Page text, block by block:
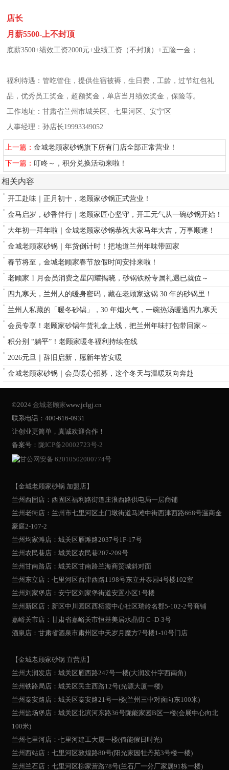
店长
月薪5500-上不封顶
底薪3500+绩效工资2000元+业绩工资（不封顶）+五险一金；
福利待遇：管吃管住，提供住宿被褥，生日费，工龄，过节红包礼
品，优秀员工奖金，超额奖金，单店当月绩效奖金，保险等。
工作地址：甘肃省兰州市城关区、七里河区、安宁区
人事经理：孙店长19993349052
上一篇：金城老顾家砂锅旗下所有门店全部正常营业！
下一篇： 叮咚～，积分兑换活动来啦！
相关内容
开工赴味｜正月初十，老顾家砂锅正式营业！
金马启岁，砂香伴行｜老顾家匠心坚守，开工元气从一碗砂锅开始！
大年初一拜年啦｜金城老顾家砂锅恭祝大家马年大吉，万事顺遂！
金城老顾家砂锅｜年货倒计时！把地道兰州年味带回家
春节将至，金城老顾家春节放假时间安排来啦！
老顾家 1 月会员消费之星闪耀揭晓，砂锅铁粉专属礼遇已就位～
四九寒天，兰州人的暖身密码，藏在老顾家这锅 30 年的砂锅里！
兰州人私藏的「暖冬砂锅」，30 年烟火气，一碗热汤暖透四九寒天
会员专享！老顾家砂锅年货礼盒上线，把兰州年味打包带回家～
积分别 “躺平”！老顾家暖冬福利持续在线
2026元旦｜辞旧启新，愿新年皆安暖
金城老顾家砂锅｜会员暖心招募，这个冬天与温暖双向奔赴
©2024金城老顾家www.jclgj.cn
联系电话：400-616-0931
让创业更简单，真诚欢迎合作！
备案号： 陇ICP备20002723号-2
甘公网安备 62010502000774号
【金城老顾家砂锅 加盟店】
兰州西固店：西固区福利路街道庄浪西路供电局一层商铺
兰州老街店：兰州市七里河区土门墩街道马滩中街西津西路668号温商金
豪庭2-107-2
兰州均家滩店：城关区雁滩路2037号1F-17号
兰州农民巷店：城关区农民巷207-209号
兰州甘南路店：城关区甘南路兰海商贸城斜对面
兰州东立店：七里河区西津西路1198号东立开泰园4号楼102室
兰州刘家堡店：安宁区刘家堡街道安置小区1号楼
兰州新区店：新区中川园区西栖霞中心社区瑞岭名郡5-102-2号商铺
嘉峪关市店：甘肃省嘉峪关市恒基美居水晶街 C -D-3号
酒泉店：甘肃省酒泉市肃州区中天岁月魔方7号楼1-10号门店
【金城老顾家砂锅 直营店】
兰州大润发店：城关区雁西路247号一楼(大润发什字西南角)
兰州铁路局店：城关区民主西路12号(光源大厦一楼)
兰州秦安路店：城关区秦安路21号一楼(兰州三中对面向东100米)
兰州盐场堡店：城关区北滨河东路36号陇能家园B区一楼(会展中心向北
100米)
兰州七里河店：七里河建工大厦一楼(倚能假日时光)
兰州西站店：七里河区敦煌路80号(阳光家园牡丹苑3号楼一楼)
兰州兰石店：七里河区柳家营路78号(兰石厂一分厂家属91栋一楼)